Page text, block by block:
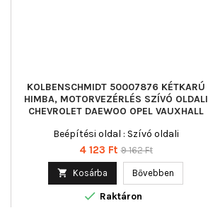
KOLBENSCHMIDT 50007876 KÉTKARÚ
HIMBA, MOTORVEZÉRLÉS SZÍVÓ OLDALI
CHEVROLET DAEWOO OPEL VAUXHALL
Beépítési oldal : Szívó oldali
Ár
4 123 Ft Normál
9 162 Ft
 Kosárba Bővebben
 Raktáron